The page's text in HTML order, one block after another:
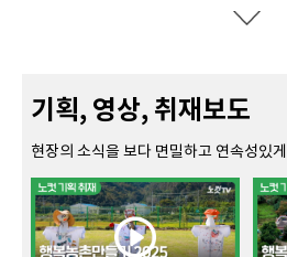
기획, 영상, 취재보도
현장의 소식을 보다 면밀하고 연속성있